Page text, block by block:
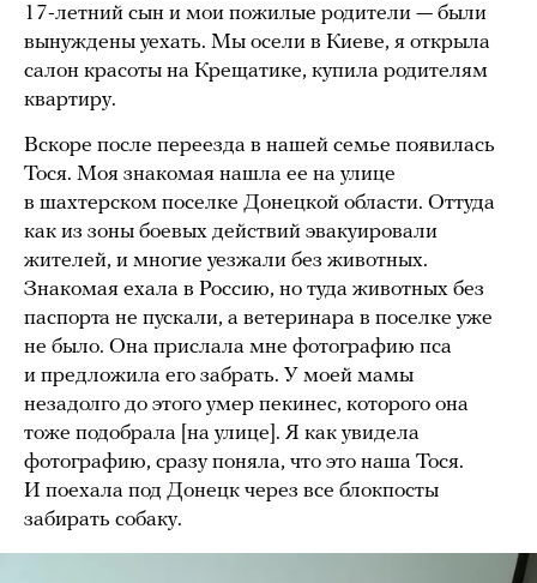
17-летний сын и мои пожилые родители — были
вынуждены уехать. Мы осели в Киеве, я открыла
салон красоты на Крещатике, купила родителям
квартиру.
Вскоре после переезда в нашей семье появилась
Тося. Моя знакомая нашла ее на улице
в шахтерском поселке Донецкой области. Оттуда
как из зоны боевых действий эвакуировали
жителей, и многие уезжали без животных.
Знакомая ехала в Россию, но туда животных без
паспорта не пускали, а ветеринара в поселке уже
не было. Она прислала мне фотографию пса
и предложила его забрать. У моей мамы
незадолго до этого умер пекинес, которого она
тоже подобрала [на улице]. Я как увидела
фотографию, сразу поняла, что это наша Тося.
И поехала под Донецк через все блокпосты
забирать собаку.